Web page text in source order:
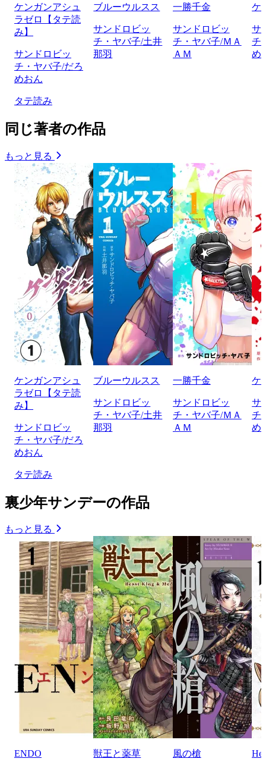
ケンガンアシュ
ラゼロ【タテ読
み】
サンドロビッ
チ・ヤバ子/だろ
めおん
タテ読み
ブルーウルスス
サンドロビッ
チ・ヤバ子/土井
那羽
一勝千金
サンドロビッ
チ・ヤバ子/ＭＡ
ＡＭ
ケ
サ
チ
め
同じ著者の作品
もっと見る
ケンガンアシュ
ラゼロ【タテ読
み】
サンドロビッ
チ・ヤバ子/だろ
めおん
タテ読み
ブルーウルスス
サンドロビッ
チ・ヤバ子/土井
那羽
一勝千金
サンドロビッ
チ・ヤバ子/ＭＡ
ＡＭ
ケ
サ
チ
め
裏少年サンデーの作品
もっと見る
ENDO 獣王と薬草 風の槍